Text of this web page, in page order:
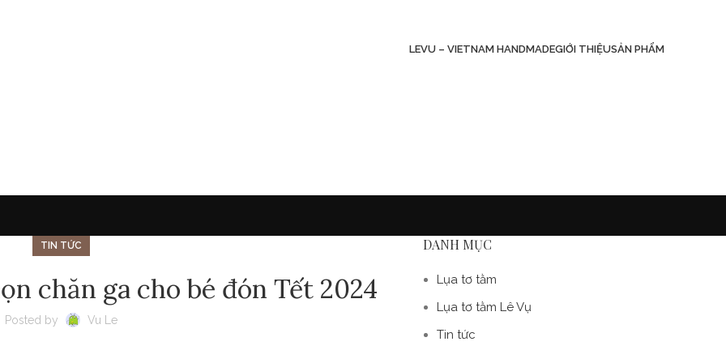
LEVU – VIETNAM HANDMADEGIỚI THIỆUSẢN PHẨM
TIN TỨC
chăn ga cho bé đón Tết 2024
Posted by Vu Le
DANH MỤC
Lụa tơ tằm
Lụa tơ tằm Lê Vụ
Tin tức